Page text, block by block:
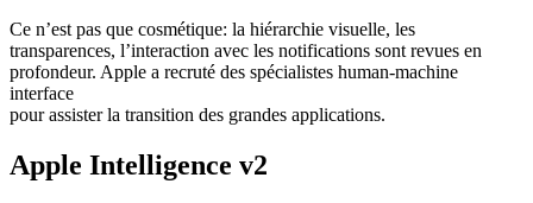
Ce n’est pas que cosmétique: la hiérarchie visuelle, les
transparences, l’interaction avec les notifications sont revues en
profondeur. Apple a recruté des spécialistes human-machine
interface
pour assister la transition des grandes applications.
Apple Intelligence v2